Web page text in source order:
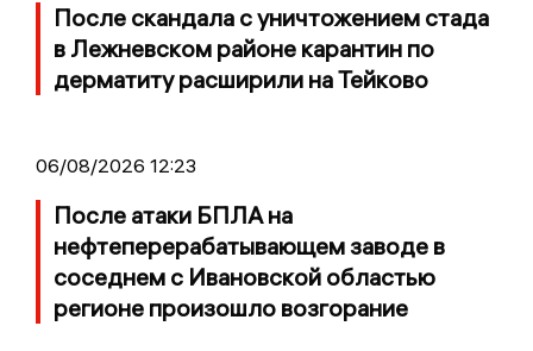
После скандала с уничтожением стада
в Лежневском районе карантин по
дерматиту расширили на Тейково
06/08/2026 12:23
После атаки БПЛА на
нефтеперерабатывающем заводе в
соседнем с Ивановской областью
регионе произошло возгорание